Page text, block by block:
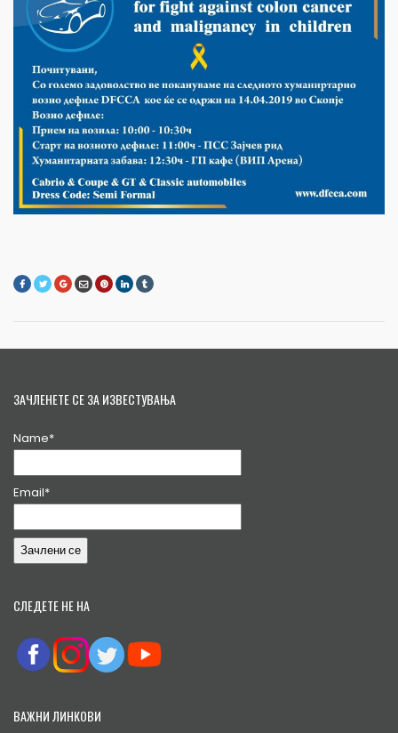
ЗАЧЛЕНЕТЕ СЕ ЗА ИЗВЕСТУВАЊА
Name*
Email*
СЛЕДЕТЕ НЕ НА
ВАЖНИ ЛИНКОВИ